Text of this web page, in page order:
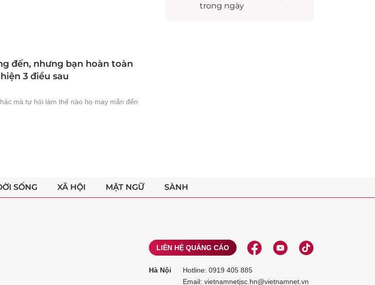
đến, nhưng bạn hoàn toàn
3 điều sau
mà tự hỏi làm thế nào họ may mắn đến
trong ngày
SỐNG XÃ HỘI MẬT NGỮ SÀNH
LIÊN HỆ QUẢNG CÁO
Hà Nội Hotline: 0919 405 885
Email: vietnamnetjsc.hn@vietnamnet.vn